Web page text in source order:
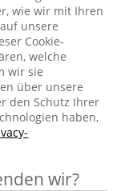
wie wir mit Ihren
unsere
Cookie-
welche
wir sie
über unsere
den Schutz Ihrer
haben,
wir?